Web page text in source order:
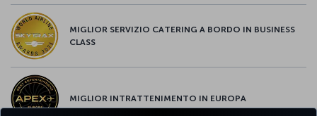
MIGLIOR SERVIZIO CATERING A BORDO IN BUSINESS
CLASS
MIGLIOR INTRATTENIMENTO IN EUROPA